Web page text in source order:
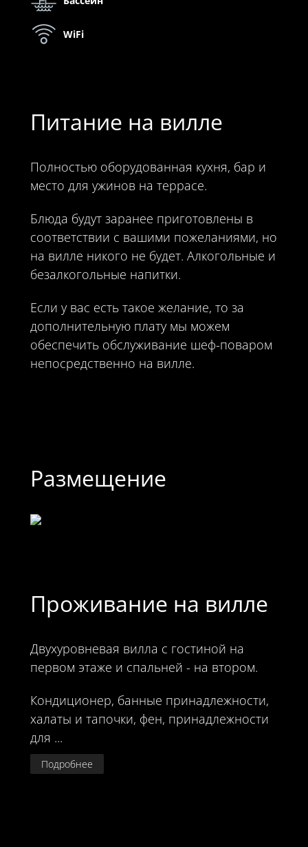
WiFi
Питание на вилле
Полностью оборудованная кухня, бар и
место для ужинов на террасе.
Блюда будут заранее приготовлены в
соответствии с вашими пожеланиями, но
на вилле никого не будет. Алкогольные и
безалкогольные напитки.
Если у вас есть такое желание, то за
дополнительную плату мы можем
обеспечить обслуживание шеф-поваром
непосредственно на вилле.
Размещение
Проживание на вилле
Двухуровневая вилла с гостиной на
первом этаже и спальней - на втором.
Кондиционер, банные принадлежности,
халаты и тапочки, фен, принадлежности
для ...
Подробнее